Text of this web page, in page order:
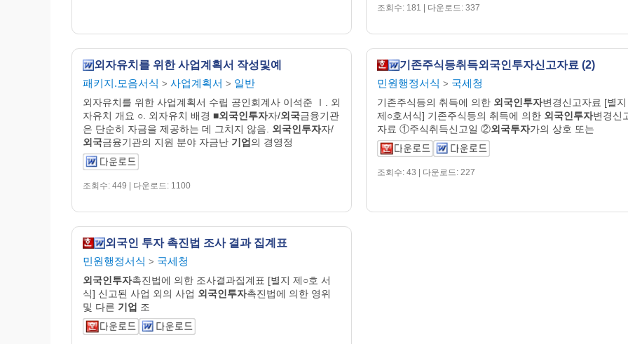
조회수: 181 | 다운로드: 337
외자유치를 위한 사업계획서 작성및예
패키지.모음서식 > 사업계획서 > 일반
외자유치를 위한 사업계획서 수립 공인회계사 이석준 Ⅰ. 외
자유치 개요 ○. 외자유치 배경 ■외국인투자자/외국금융기관
은 단순히 자금을 제공하는 데 그치지 않음. 외국인투자자/
외국금융기관의 지원 분야 자금난 기업의 경영정
조회수: 449 | 다운로드: 1100
기존주식등취득외국인투자신고자료 (2)
민원행정서식 > 국세청
기존주식등의 취득에 의한 외국인투자변경신고자료 [별지
제○호서식] 기존주식등의 취득에 의한 외국인투자변경신
자료 ①주식취득신고일 ②외국투자가의 상호 또는
조회수: 43 | 다운로드: 227
외국인 투자 촉진법 조사 결과 집계표
민원행정서식 > 국세청
외국인투자촉진법에 의한 조사결과집계표 [별지 제○호 서
식] 신고된 사업 외의 사업 외국인투자촉진법에 의한 영위
및 다른 기업 조